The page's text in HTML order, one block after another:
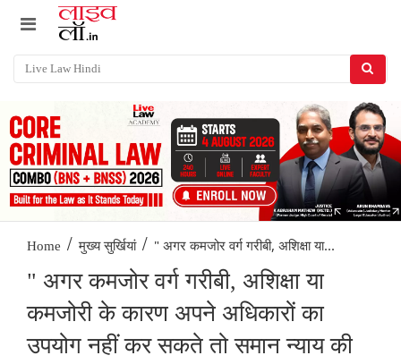
Home / मुख्य सुर्खियां / " अगर कमजोर वर्ग गरीबी, अशिक्षा या...
" अगर कमजोर वर्ग गरीबी, अशिक्षा या
कमजोरी के कारण अपने अधिकारों का
उपयोग नहीं कर सकते तो समान न्याय की